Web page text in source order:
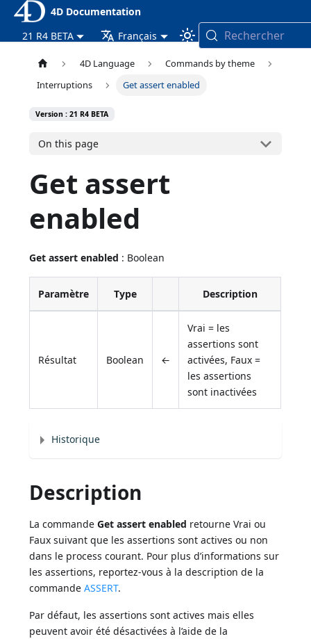
4D Documentation
21 R4 BETA
Français Rechercher
4D Language
Commands by theme
Interruptions
Get assert enabled
Version : 21 R4 BETA
On this page
Get assert
enabled
Get assert enabled : Boolean
Paramètre Type Description
Résultat Boolean ←
Vrai = les
assertions sont
activées, Faux =
les assertions
sont inactivées
Historique
Description
La commandeGet assert enabled retourne Vrai ou
Faux suivant que les assertions sont actives ou non
dans le process courant. Pour plus d’informations sur
les assertions, reportez-vous à la description de la
commandeASSERT.
Par défaut, les assertions sont actives mais elles
peuvent avoir été désactivées à l’aide de la